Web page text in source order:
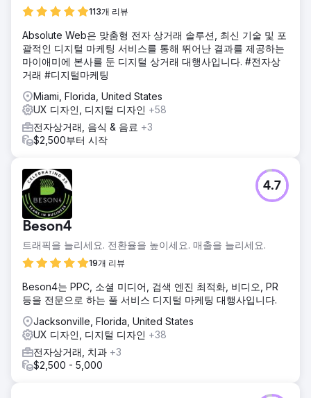
113개 리뷰
Absolute Web은 맞춤형 전자 상거래 솔루션, 최신 기술 및 포
괄적인 디지털 마케팅 서비스를 통해 뛰어난 결과를 제공하는
마이애미에 본사를 둔 디지털 상거래 대행사입니다. #전자상
거래 #디지털마케팅
Miami, Florida, United States
UX 디자인, 디지털 디자인 +58
전자상거래, 음식 & 음료 +3
$2,500부터 시작
Beson4
트래픽을 늘리세요. 전환율을 높이세요. 매출을 늘리세요.
19개 리뷰
4.7
Beson4는 PPC, 소셜 미디어, 검색 엔진 최적화, 비디오, PR
등을 전문으로 하는 풀 서비스 디지털 마케팅 대행사입니다.
Jacksonville, Florida, United States
UX 디자인, 디지털 디자인 +38
전자상거래, 치과 +3
$2,500 - 5,000